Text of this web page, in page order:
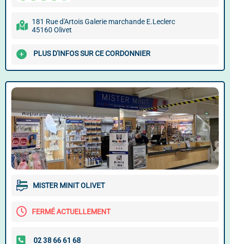
181 Rue d'Artois Galerie marchande E.Leclerc
45160 Olivet
PLUS D'INFOS SUR CE CORDONNIER
MISTER MINIT OLIVET
FERMÉ ACTUELLEMENT